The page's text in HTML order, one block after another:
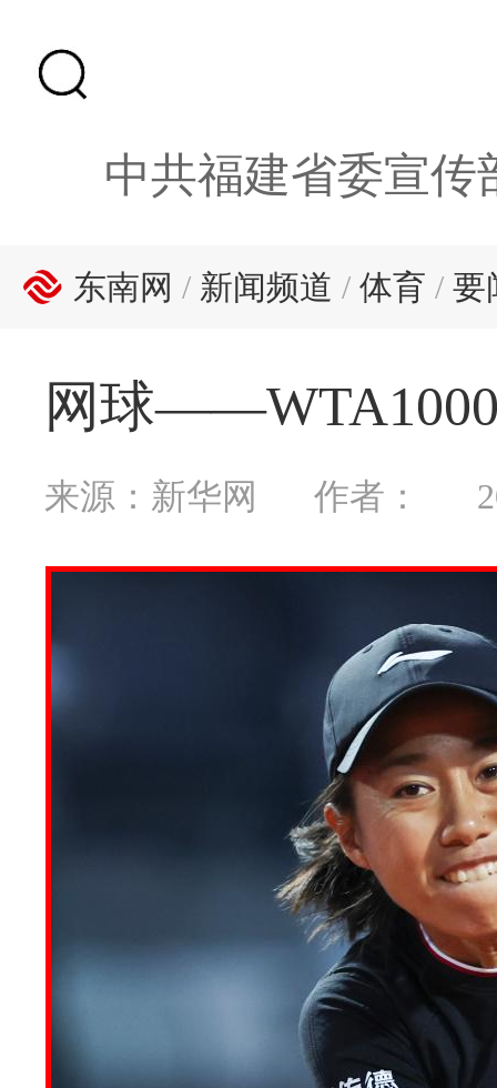
中共福建省委宣传
东南网 / 新闻频道 / 体育 / 要
网球
来源：新华网 作者：